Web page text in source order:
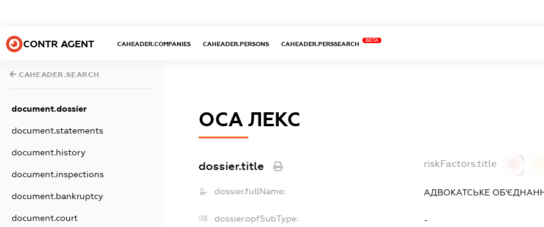
CONTR AGENT CAHEADER.COMPANIES CAHEADER.PERSONS CAHEADER.PERSSEARCH
BETA
CAHEADER.SEARCH
document.dossier
document.statements
document.history
document.inspections
document.bankruptcy
document.court
ОСА ЛЕКС
dossier.title riskFactors.title
dossier.fullName: АДВОКАТСЬКЕ
dossier.opfSubType: -